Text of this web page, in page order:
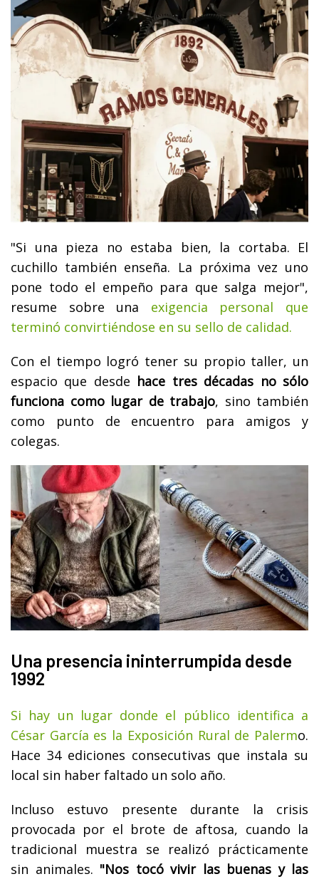
"Si una pieza no estaba bien, la cortaba. El
cuchillo también enseña. La próxima vez uno
pone todo el empeño para que salga mejor",
resume sobre una exigencia personal que
terminó convirtiéndose en su sello de calidad.
Con el tiempo logró tener su propio taller, un
espacio que desde hace tres décadas no sólo
funciona como lugar de trabajo, sino también
como punto de encuentro para amigos y
colegas.
Una presencia ininterrumpida desde
1992
Si hay un lugar donde el público identifica a
César García es la Exposición Rural de Palermo.
Hace 34 ediciones consecutivas que instala su
local sin haber faltado un solo año.
Incluso estuvo presente durante la crisis
provocada por el brote de aftosa, cuando la
tradicional muestra se realizó prácticamente
sin animales. "Nos tocó vivir las buenas y las